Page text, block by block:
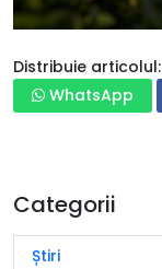
Distribuie articolul:
WhatsApp
Categorii
Știri